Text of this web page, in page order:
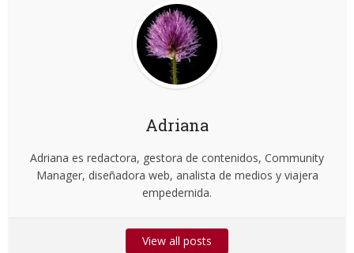
Adriana
Adriana es redactora, gestora de contenidos, Community
Manager, diseñadora web, analista de medios y viajera
empedernida.
View all posts